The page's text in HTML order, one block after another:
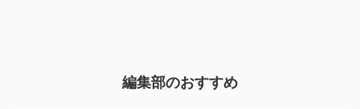
編集部のおすすめ